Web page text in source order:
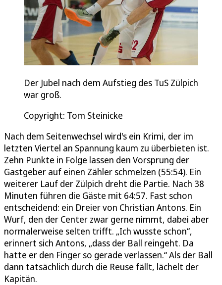
Der Jubel nach dem Aufstieg des TuS Zülpich
war groß.
Copyright: Tom Steinicke
Nach dem Seitenwechsel wird's ein Krimi, der im
letzten Viertel an Spannung kaum zu überbieten ist.
Zehn Punkte in Folge lassen den Vorsprung der
Gastgeber auf einen Zähler schmelzen (55:54). Ein
weiterer Lauf der Zülpich dreht die Partie. Nach 38
Minuten führen die Gäste mit 64:57. Fast schon
entscheidend: ein Dreier von Christian Antons. Ein
Wurf, den der Center zwar gerne nimmt, dabei aber
normalerweise selten trifft. „Ich wusste schon“,
erinnert sich Antons, „dass der Ball reingeht. Da
hatte er den Finger so gerade verlassen.“ Als der Ball
dann tatsächlich durch die Reuse fällt, lächelt der
Kapitän.